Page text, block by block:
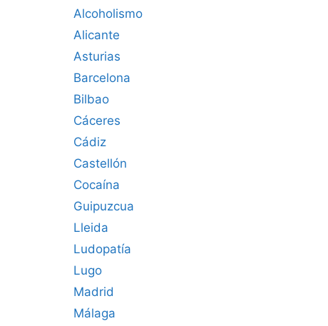
Alcoholismo
Alicante
Asturias
Barcelona
Bilbao
Cáceres‎
Cádiz
Castellón
Cocaína
Guipuzcua
Lleida
Ludopatía
Lugo
Madrid
Málaga